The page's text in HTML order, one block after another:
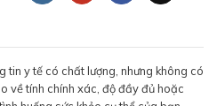
tin y tế có chất lượng, nhưng không có
về tính chính xác, độ đầy đủ hoặc